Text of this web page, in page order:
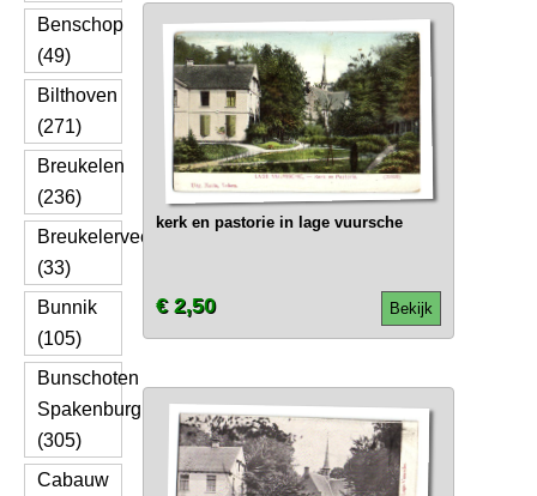
Benschop
(49)
Bilthoven
(271)
Breukelen
(236)
Breukelerveen
(33)
Bunnik
(105)
Bunschoten
Spakenburg
(305)
Cabauw
kerk en pastorie in lage vuursche
Bekijk
€ 2,50